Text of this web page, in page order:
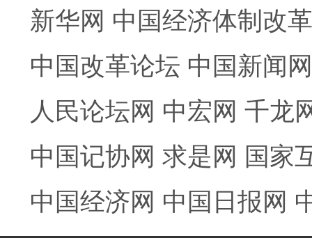
新华网 中国经济体制改
中国改革论坛 中国新闻网
人民论坛网 中宏网 千龙
中国记协网 求是网 国家
中国经济网 中国日报网